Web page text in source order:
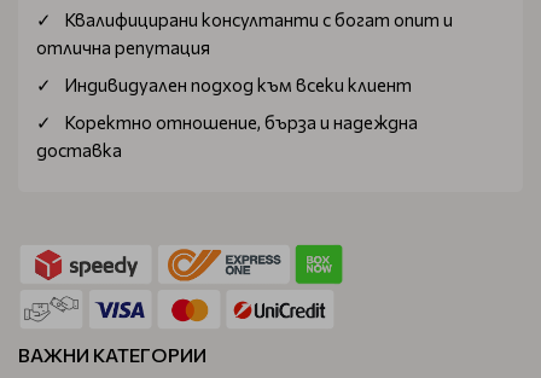
Квалифицирани консултанти с богат опит и
отлична репутация
Индивидуален подход към всеки клиент
Коректно отношение, бърза и надеждна
доставка
ВАЖНИ КАТЕГОРИИ